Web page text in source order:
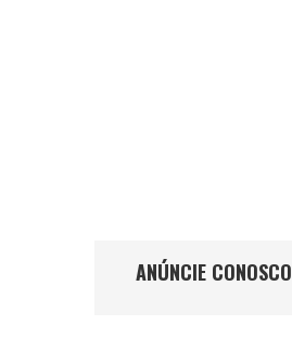
ANÚNCIE CONOSCO